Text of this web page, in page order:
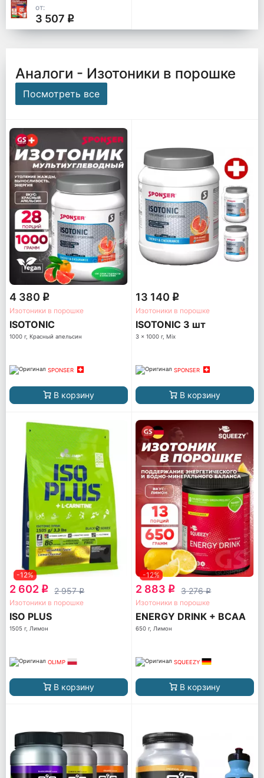
от:
3 507 q
Аналоги - Изотоники в порошке
Посмотреть все
4 380 q
Изотоники в порошке
ISOTONIC
1000 г, Красный апельсин
SPONSER
В корзину
13 140 q
Изотоники в порошке
ISOTONIC 3 шт
3 x 1000 г, Mix
SPONSER
В корзину
-12%
2 602 q 2 957q
Изотоники в порошке
ISO PLUS
1505 г, Лимон
OLIMP
В корзину
-12%
2 883 q 3 276q
Изотоники в порошке
ENERGY DRINK + BCAA
650 г, Лимон
SQUEEZY
В корзину